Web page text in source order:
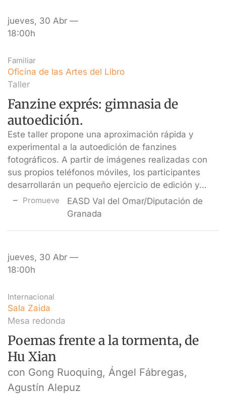
jueves, 30 Abr —
18:00h
Familiar
Oficina de las Artes del Libro
Taller
Fanzine exprés: gimnasia de
autoedición.
Este taller propone una aproximación rápida y
experimental a la autoedición de fanzines
fotográficos. A partir de imágenes realizadas con
sus propios teléfonos móviles, los participantes
desarrollarán un pequeño ejercicio de edición y…
Promueve
EASD Val del Omar/Diputación de
Granada
jueves, 30 Abr —
18:00h
Internacional
Sala Zaida
Mesa redonda
Poemas frente a la tormenta, de
Hu Xian
con Gong Ruoquing, Ángel Fábregas,
Agustín Alepuz